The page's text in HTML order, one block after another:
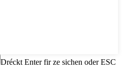
Dréckt Enter fir ze sichen oder ESC